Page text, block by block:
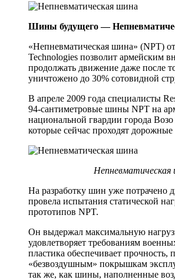
Шины будущего —
«Непневматическая шина» (NPT)
Technologies позволит армейским
продолжать движение даже после
уничтожено до 30% сотовидной
В апреле 2009 года специалисты
94-сантиметровые шины NPT на
национальной гвардии города
которые сейчас проходят
Непневматическая
На разработку шин уже потрачено
провела испытания статической
прототипов NPT.
Он выдержал максимальную
удовлетворяет требованиям
пластика обеспечивает прочность,
«безвоздушным» покрышкам
так же, как шины, наполненные